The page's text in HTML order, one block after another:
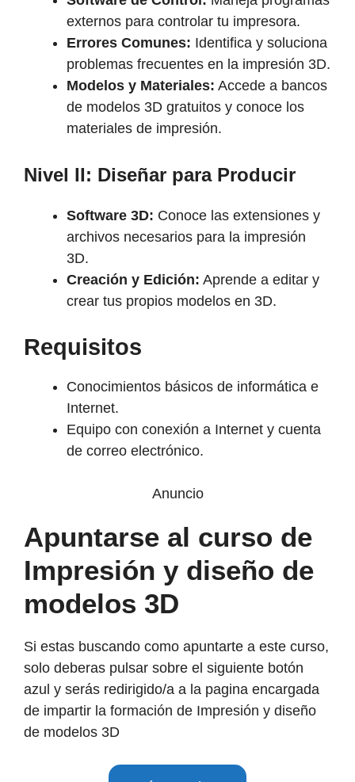
externos para controlar tu impresora.
Errores Comunes: Identifica y soluciona
problemas frecuentes en la impresión 3D.
Modelos y Materiales: Accede a bancos
de modelos 3D gratuitos y conoce los
materiales de impresión.
Nivel II: Diseñar para Producir
Software 3D: Conoce las extensiones y
archivos necesarios para la impresión
3D.
Creación y Edición: Aprende a editar y
crear tus propios modelos en 3D.
Requisitos
Conocimientos básicos de informática e
Internet.
Equipo con conexión a Internet y cuenta
de correo electrónico.
Anuncio
Apuntarse al curso de
Impresión y diseño de
modelos 3D
Si estas buscando como apuntarte a este curso,
solo deberas pulsar sobre el siguiente botón
azul y serás redirigido/a a la pagina encargada
de impartir la formación de Impresión y diseño
de modelos 3D